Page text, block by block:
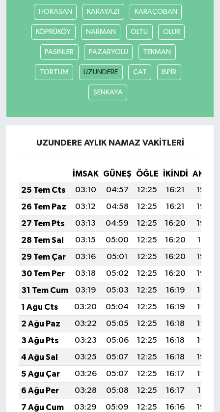
HORASAN KARAYAZI KARAÇOBAN
KÖPRÜKÖY NARMAN OLTU OLUR
PASİNLER PAZARYOLU TEKMAN
TORTUM UZUNDERE ÇAT İSPİR
ŞENKAYA
UZUNDERE AYLIK NAMAZ VAKITLERI
İMSAK GÜNEŞ ÖĞLE İKINDI
25 Tem Cts
03:10 04:57 12:25 16:21
19:44
26 Tem Paz
03:12 04:58 12:25 16:21
19:43
27 Tem Pts
03:13 04:59 12:25 16:20
19:42
28 Tem Sal
03:15 05:00 12:25 16:20
19:41
29 Tem Çar
03:16 05:01 12:25 16:20
19:40
30 Tem Per
03:18 05:02 12:25 16:20
19:39
31 Tem Cum
03:19 05:03 12:25 16:19
19:38
1 Ağu Cts
03:20 05:04 12:25 16:19
19:37
2 Ağu Paz
03:22 05:05 12:25 16:18
19:36
3 Ağu Pts
03:23 05:06 12:25 16:18
19:35
4 Ağu Sal
03:25 05:07 12:25 16:18
19:34
5 Ağu Çar
03:26 05:07 12:25 16:17
19:32
6 Ağu Per
03:28 05:08 12:25 16:17
19:31
7 Ağu Cum
03:29 05:09 12:25 16:16
19:30